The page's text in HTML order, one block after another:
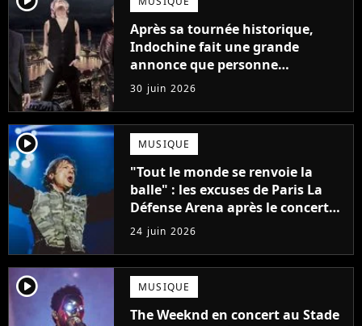
Après sa tournée historique,
Indochine fait une grande
annonce que personne
n'attendait
30 juin 2026
player2 MUSIQUE
"Tout le monde se renvoie la
balle" : les excuses de Paris La
Défense Arena après le concert
interrompu d'Iron Maiden ne
passent pas
24 juin 2026
player2 MUSIQUE
The Weeknd en concert au Stade